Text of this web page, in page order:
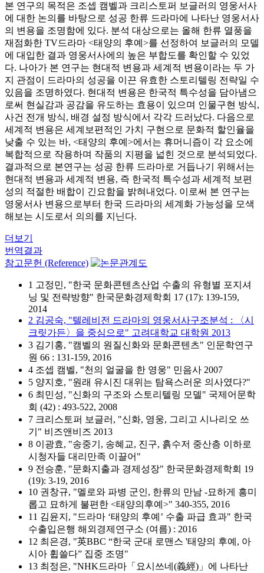
본 연구의 목적은 조셉 캠벨과 크리스토퍼 보글러의 영웅서사
에 대한 논의를 바탕으로 성공 한류 드라마에 나타난 영웅서사
의 변용을 조명함에 있다. 분석 대상으로는 올해 한류 열풍을
재점화한 TV드라마 <태양의 후예>를 선정하여 보글러의 모델
에 대입한 결과 영웅서사에의 높은 부합도를 확인할 수 있었
다. 나아가 본 연구는 현대적 변용과 세계적 변용이라는 두 가
지 관점이 드라마의 성공을 이끈 유효한 스토리텔링 전략일 수
있음을 조명하였다. 현대적 변용은 한국적 특수성을 담아냄으
로써 현실감과 공감을 유도하는 효용이 있으며 인물구현 방식,
사건 전개 방식, 배경 설정 방식에서 각각 드러났다. 다음으로
세계적 변용은 세계보편적인 가치 구현으로 문화적 할인율을
낮출 수 있는 바, <태양의 후예>에서는 휴머니즘이 각 요소에
복합적으로 작용하며 작품의 지평을 넓힌 것으로 분석되었다.
결과적으로 본연구는 성공 한류 드라마로 거듭나기 위해서는
현대적 변용과 세계적 변용, 즉 한국적 특수성과 세계적 보편
성의 적절한 배합이 긴요함을 밝혀내었다. 이로써 본 연구는
영웅서사 변용으로부터 한국 드라마의 세계화 가능성을 모색
해보는 시도로서 의의를 지닌다.
더보기
번역결과
참고문헌 (Reference)
1 고정민, "한국 문화콘텐츠산업 수출의 유형별 포지셔
닝 및 전략방향" 한국문화경제학회 17 (17): 139-159,
2014
2 김공숙, "텔레비전 드라마의 영웅서사구조분석 : 〈시
크릿가든〉을 중심으로" 고려대학교 대학원 2013
3 김기홍, "캠벨의 원질신화와 문화콘텐츠" 인문학연구
원 66 : 131-159, 2016
4 조셉 캠벨, "천의 얼굴을 한 영웅" 민음사 2007
5 양지호, "원래 유시진 대위는 탐욕스러운 의사였다?"
6 최민성, "신화의 구조와 스토리텔링 모델" 국제어문학
회 (42) : 493-522, 2008
7 크리스토퍼 보글러, "신화, 영웅, 그리고 시나리오 쓰
기" 비즈앤비즈 2013
8 이광효, "송중기, 송혜교, 진구, 흙수저 중산층 이하로
시청자들 대리만족 이끌어"
9 전승훈, "문화지출과 경제성장" 한국문화경제학회 19
(19): 3-19, 2016
10 권창규, "멜로와 파병 군인, 한류의 만남 -묘하게 흥미
롭고 묘하게 불편한 <태양의후예>" 340-355, 2016
11 김윤지, "드라마 ‘태양의 후예’ 수출 파급 효과" 한국
수출입은행 해외경제연구소 (여름) : 2016
12 최은경, "英BBC “한국 군대 로맨스 '태양의 후예, 아
시아 휩쓸다” 집중 조명"
13 최정은, "NHK드라마「요시쓰네(義經)」에 나타난